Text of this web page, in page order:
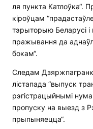
ля пункта Катлоўка“.
кіроўцам
тэрыторыю Беларусі
пражывання да
бокам“.
Следам
лістапада “выпуск
рэгістрацыйнымі
пропуску на выезд з
прыпыняецца“.